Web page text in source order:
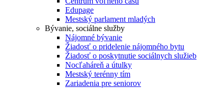
Edupage
Mestský parlament mladých
Bývanie, sociálne služby
Nájomné bývanie
Žiadosť o pridelenie nájomného bytu
Žiadosť o poskytnutie sociálnych služieb
Nocľaháreň a útulky
Mestský terénny tím
Zariadenia pre seniorov